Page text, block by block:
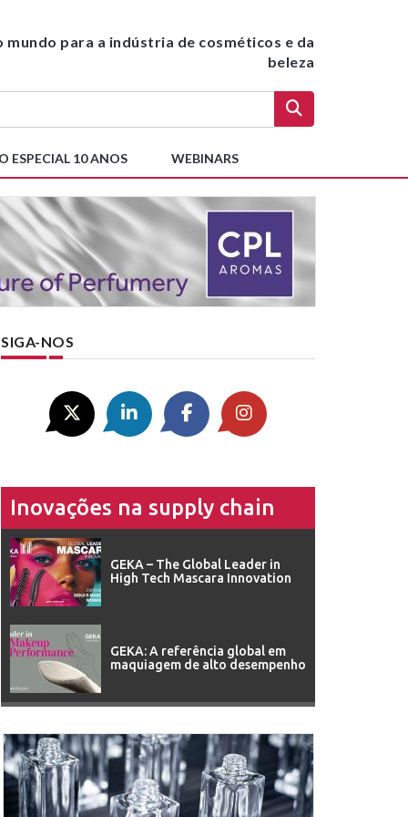
mundo para a indústria de cosméticos e da
beleza
ESPECIAL 10 ANOS WEBINARS
SIGA-NOS
Inovações na supply chain
GEKA – The Global Leader in
High Tech Mascara Innovation
GEKA: A referência global em
maquiagem de alto desempenho